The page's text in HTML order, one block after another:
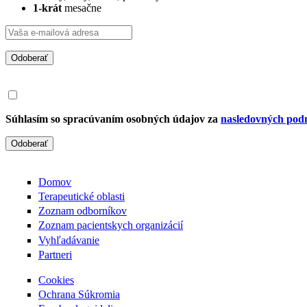
1-krát mesačne
Odoberať
Súhlasím so spracúvaním osobných údajov za nasledovných
Odoberať
Domov
Terapeutické oblasti
Zoznam odborníkov
Zoznam pacientskych organizácií
Vyhľadávanie
Partneri
Cookies
Ochrana Súkromia